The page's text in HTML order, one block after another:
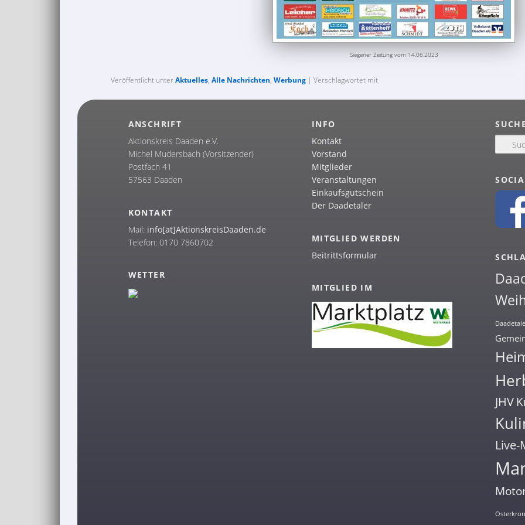
Siegener Zeitung vom 14.06.2023
Veröffentlicht unterAktuelles, Alle Nachrichten, Werbung| Verschlagwortet mit
ANSCHRIFT
Aktionskreis Daaden e.V.
Michel Mudersbach (Vorsitzender)
Postfach 41
57563 Daaden
KONTAKT
Mail: info[at]AktionskreisDaaden.de
Telefon: 0170 7860702
WETTER
INFO
Kontakt
Vorstand
Mitglieder
Veranstaltungen
Einkaufsgutschein
Der Daadetaler
MITGLIED WERDEN
Beitrittsformular
MITGLIED IM
u
e
n
JHV
Live-